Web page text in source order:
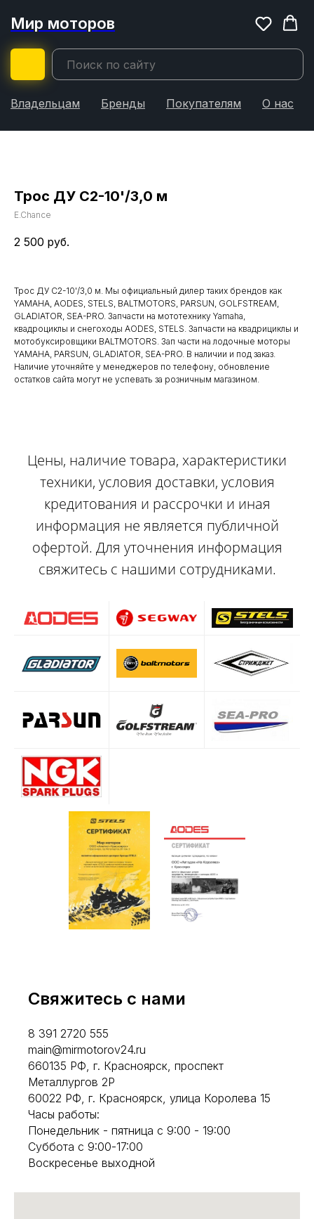
Мир моторов
Владельцам Бренды Покупателям О нас
Трос ДУ С2-10'/3,0 м
E.Chance
2 500 руб.
Трос ДУ С2-10'/3,0 м. Мы официальный дилер таких брендов как
YAMAHA, AODES, STELS, BALTMOTORS, PARSUN, GOLFSTREAM,
GLADIATOR, SEA-PRO. Запчасти на мототехнику Yamaha,
квадроциклы и снегоходы AODES, STELS. Запчасти на квадрициклы и
мотобуксировщики BALTMOTORS. Зап части на лодочные моторы
YAMAHA, PARSUN, GLADIATOR, SEA-PRO. В наличии и под заказ.
Наличие уточняйте у менеджеров по телефону, обновление
остатков сайта могут не успевать за розничным магазином.
Цены, наличие товара, характеристики
техники, условия доставки, условия
кредитования и рассрочки и иная
информация не является публичной
офертой. Для уточнения информация
свяжитесь с нашими сотрудниками.
Свяжитесь с нами
8 391 2720 555
main@mirmotorov24.ru
660135 РФ, г. Красноярск, проспект
Металлургов 2Р
60022 РФ, г. Красноярск, улица Королева 15
Часы работы:
Понедельник - пятница с 9:00 - 19:00
Суббота с 9:00-17:00
Воскресенье выходной